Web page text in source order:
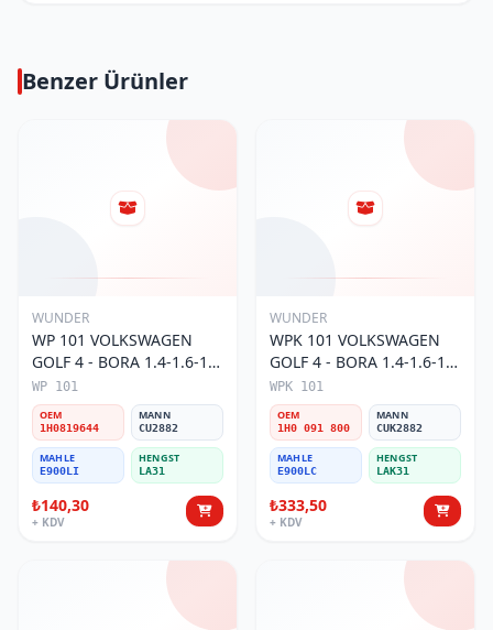
Benzer Ürünler
WUNDER
WP 101 VOLKSWAGEN
GOLF 4 - BORA 1.4-1.6-1.8
POLO III 1H0 819 644
Polen Filtresi
WP 101
OEM
1H0819644
MANN
CU2882
MAHLE
E900LI
HENGST
LA31
₺140,30
+ KDV
WUNDER
WPK 101 VOLKSWAGEN
GOLF 4 - BORA 1.4-1.6-1.8
POLO III KARBONLU 1H0
091 800 Polen Filtresi
WPK 101
OEM
1H0 091 800
MANN
CUK2882
MAHLE
E900LC
HENGST
LAK31
₺333,50
+ KDV